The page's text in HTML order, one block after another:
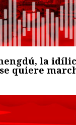
la
quiere